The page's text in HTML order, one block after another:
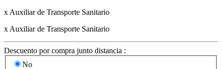
x Auxiliar de Transporte Sanitario
x Auxiliar de Transporte Sanitario
Descuento por compra junto distancia :
No